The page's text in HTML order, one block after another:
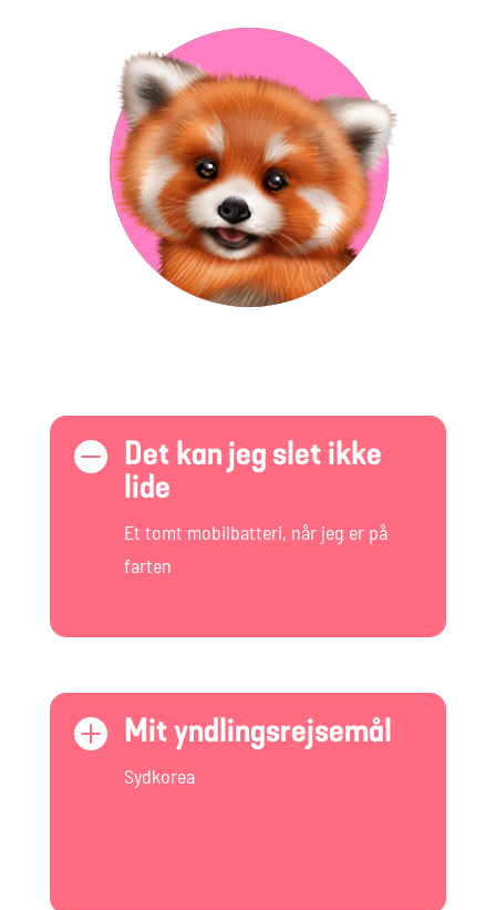
 Det kan jeg slet ikke
lide
Et tomt mobilbatteri, når jeg er på
farten
 Mit yndlingsrejsemål
Sydkorea